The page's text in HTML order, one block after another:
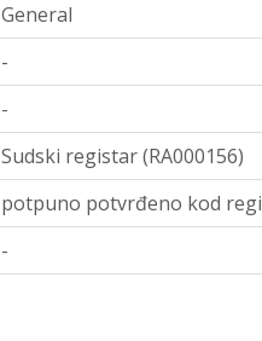
General
-
-
Sudski registar (RA000156)
potpuno potvrđeno kod
-